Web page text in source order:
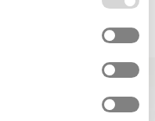
Per maggiori
momento le